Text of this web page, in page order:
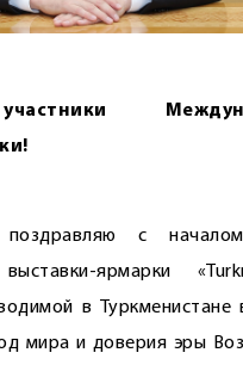
с
ярмарки
в Туркменистане
мира и доверия эры